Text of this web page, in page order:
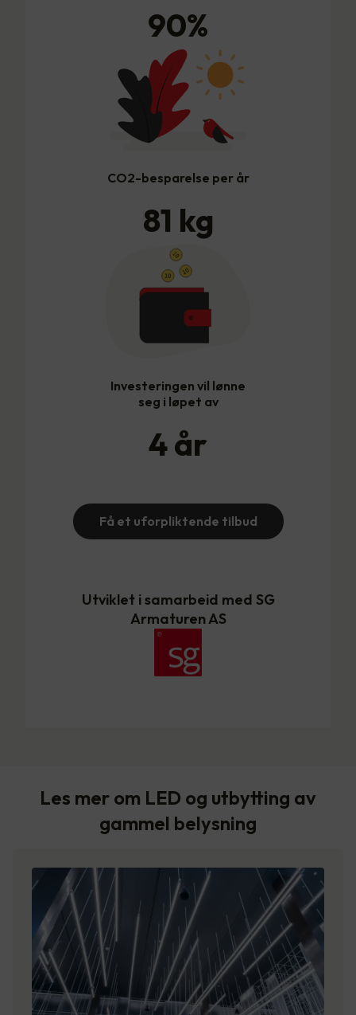
90%
CO2-besparelse per år
81 kg
Investeringen vil lønne
seg i løpet av
4år
Få et uforpliktende tilbud
Utviklet i samarbeid med SG
Armaturen AS
Les mer om LED og utbytting av
gammel belysning